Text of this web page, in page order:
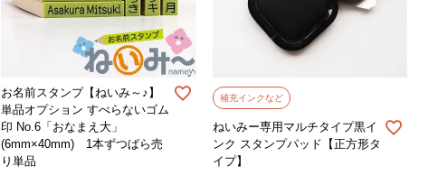
お名前スタンプ【ねいみ～♪】
単品オプション すべらないゴム
印 No.6「おなまえ大」
(6mm×40mm) 1本ずつばら売
り単品
補充インクなど
ねいみー専用マルチタイプ黒イ
ンク スタンプパッド【正方形タ
イプ】